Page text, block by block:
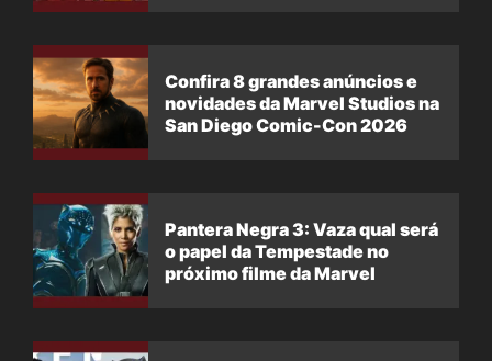
Confira 8 grandes anúncios e
novidades da Marvel Studios na
San Diego Comic-Con 2026
Pantera Negra 3: Vaza qual será
o papel da Tempestade no
próximo filme da Marvel